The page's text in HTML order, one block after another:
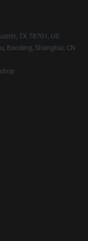
TX 78701, US
Baoding, Shanghai, CN